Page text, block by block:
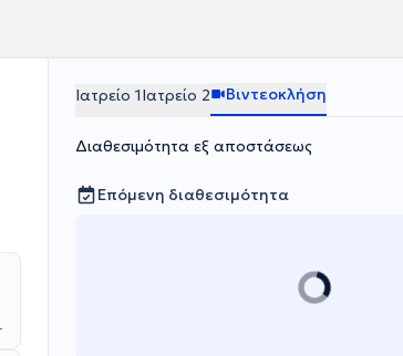
Ιατρείο 1Ιατρείο 2 Βιντεοκλήση
Διαθεσιμότητα εξ αποστάσεως
Επόμενη διαθεσιμότητα